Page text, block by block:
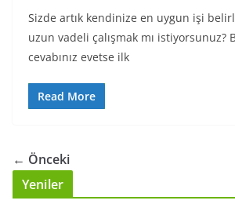
Sizde artık kendinize en uygun işi
uzun vadeli çalışmak mı istiyorsunuz?
cevabınız evetse ilk
Read More
← Önceki
Yeniler